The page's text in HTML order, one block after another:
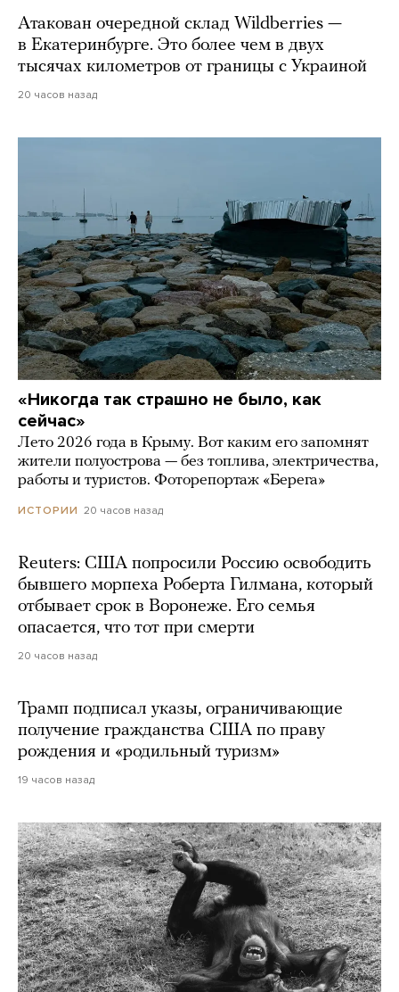
Атакован очередной склад Wildberries —
в Екатеринбурге. Это более чем в двух
тысячах километров от границы с Украиной
20 часов назад
«Никогда так страшно не было, как
сейчас»
Лето 2026 года в Крыму. Вот каким его запомнят
жители полуострова — без топлива, электричества,
работы и туристов. Фоторепортаж «Берега»
ИСТОРИИ 20 часов назад
Reuters: США попросили Россию освободить
бывшего морпеха Роберта Гилмана, который
отбывает срок в Воронеже. Его семья
опасается, что тот при смерти
20 часов назад
Трамп подписал указы, ограничивающие
получение гражданства США по праву
рождения и «родильный туризм»
19 часов назад